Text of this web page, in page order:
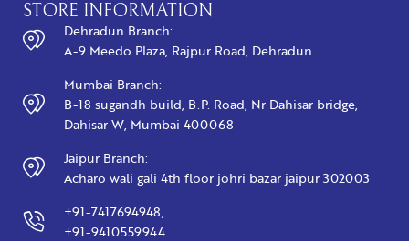
STORE INFORMATION
Dehradun Branch:
A-9 Meedo Plaza, Rajpur Road, Dehradun.
Mumbai Branch:
B-18 sugandh build, B.P. Road, Nr Dahisar bridge,
Dahisar W, Mumbai 400068
Jaipur Branch:
Acharo wali gali 4th floor johri bazar jaipur 302003
+91-7417694948,
+91-9410559944